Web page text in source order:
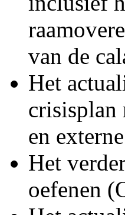
van de
Het
crisisplan
en
Het
oefenen